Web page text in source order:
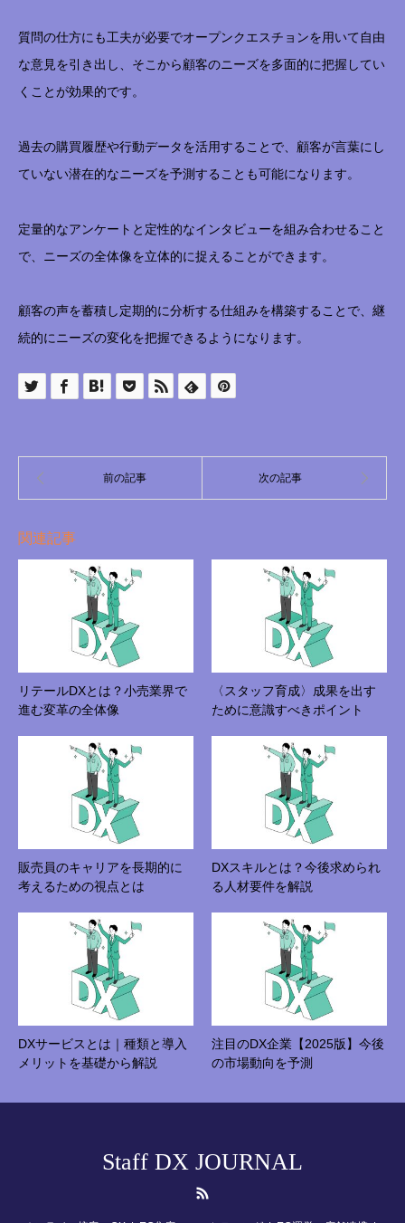
質問の仕方にも工夫が必要でオープンクエスチョンを用いて自由
な意見を引き出し、そこから顧客のニーズを多面的に把握してい
くことが効果的です。
過去の購買履歴や行動データを活用することで、顧客が言葉にし
ていない潜在的なニーズを予測することも可能になります。
定量的なアンケートと定性的なインタビューを組み合わせること
で、ニーズの全体像を立体的に捉えることができます。
顧客の声を蓄積し定期的に分析する仕組みを構築することで、継
続的にニーズの変化を把握できるようになります。
関連記事
リテールDXとは？小売業界で
進む変革の全体像
〈スタッフ育成〉成果を出す
ために意識すべきポイント
販売員のキャリアを長期的に
考えるための視点とは
DXスキルとは？今後求められ
る人材要件を解説
DXサービスとは｜種類と導入
メリットを基礎から解説
注目のDX企業【2025版】今後
の市場動向を予測
Staff DX JOURNAL